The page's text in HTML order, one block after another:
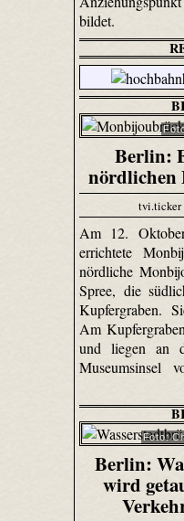
bildet.
Berlin:
tvi.ticker
Am 12.
errichtete
nördliche
Spree, die
Kupfergraben.
Am
und liegen an
Museumsinsel
Foto:
Berlin:
wird